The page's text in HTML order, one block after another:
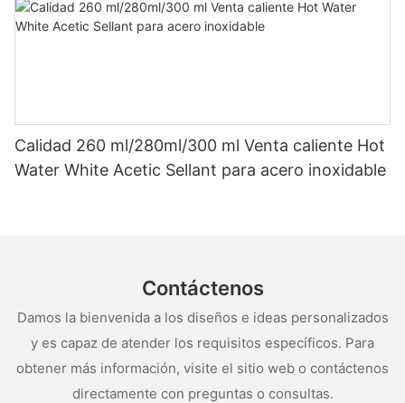
Calidad 260 ml/280ml/300 ml Venta caliente Hot
Water White Acetic Sellant para acero inoxidable
Contáctenos
Damos la bienvenida a los diseños e ideas personalizados
y es capaz de atender los requisitos específicos. Para
obtener más información, visite el sitio web o contáctenos
directamente con preguntas o consultas.